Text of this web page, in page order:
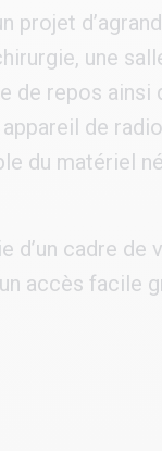
projet
une
de repos ainsi
de
du matériel
d’un cadre de
accès facile